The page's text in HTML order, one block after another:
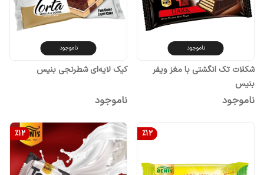
ناموجود
شکلات تک انگشتی با مغز ویفر
بنیس
ناموجود
ناموجود
کیک لایه‌ای شطرنجی بنیس
ناموجود
%12
%12